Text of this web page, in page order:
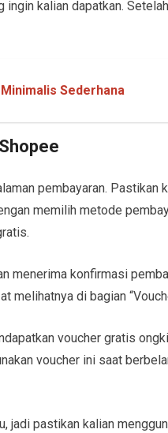
kalian dapatkan.
Sederhana
pembayaran.
memilih metode
menerima konfirmasi
melihatnya di bagian
voucher gratis
voucher ini saat
jadi pastikan kalian